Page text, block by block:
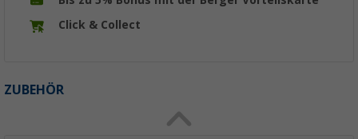
Click & Collect
ZUBEHÖR